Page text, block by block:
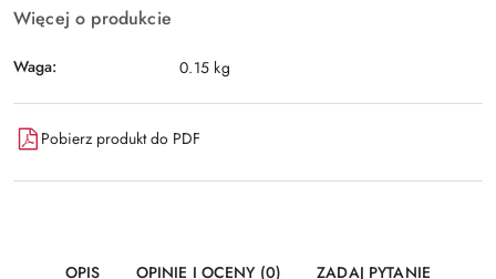
Więcej o produkcie
Waga: 0.15 kg
Pobierz produkt do PDF
OPIS OPINIE I OCENY (0) ZADAJ PYTANIE